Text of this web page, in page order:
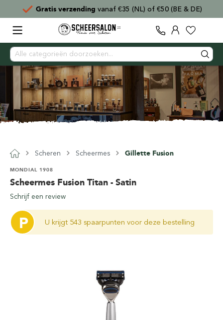
Gratis verzending vanaf €35 (NL) of €50 (BE & DE)
Scheren Scheermes Gillette Fusion
Scheermes Fusion Titan - Satin
MONDIAL 1908
Schrijf een review
P U krijgt 543 spaarpunten voor deze bestelling